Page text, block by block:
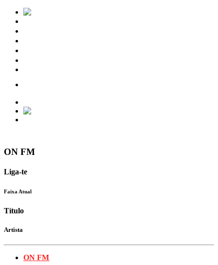
ON FM
Liga-te
Faixa Atual
Título
Artista
ON FM